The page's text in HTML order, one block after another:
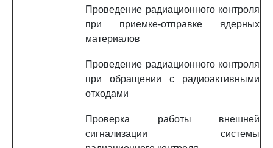
Проведение радиационного контроля
при приемке-отправке ядерных
материалов
Проведение радиационного контроля
при обращении с радиоактивными
отходами
Проверка работы внешней
сигнализации системы